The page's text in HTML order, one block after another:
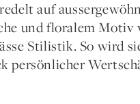
auf
und floralem Motiv
Stilistik. So wird
persönlicher